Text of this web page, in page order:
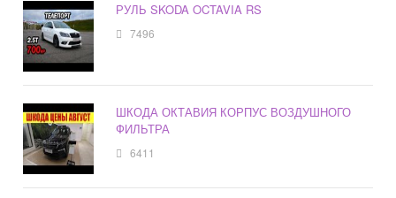
РУЛЬ SKODA OCTAVIA RS
7496
ШКОДА ОКТАВИЯ КОРПУС ВОЗДУШНОГО
ФИЛЬТРА
6411